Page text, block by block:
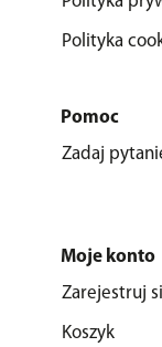
Polityka
Pomoc
Zadaj
Moje konto
Zarejestruj
Koszyk